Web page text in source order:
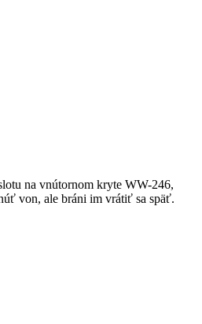
na vnútornom kryte WW-246,
von, ale bráni im vrátiť sa späť.